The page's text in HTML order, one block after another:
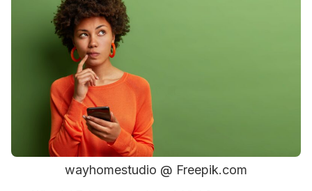
wayhomestudio @ Freepik.com